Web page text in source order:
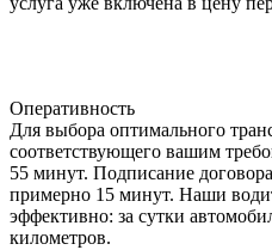
Оперативность
Для выбора оптимального
соответствующего вашим
55 минут. Подписание
примерно 15 минут. Наши
эффективно: за сутки
километров.